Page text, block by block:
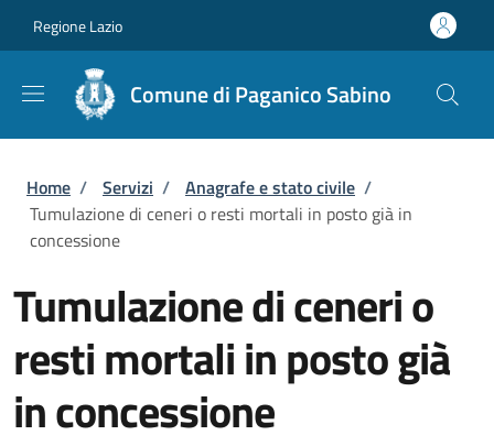
Regione Lazio
Comune di Paganico Sabino
Briciole di pane
Home / Servizi / Anagrafe e stato civile /
Tumulazione di ceneri o resti mortali in posto già in
concessione
Tumulazione di ceneri o
resti mortali in posto già
in concessione